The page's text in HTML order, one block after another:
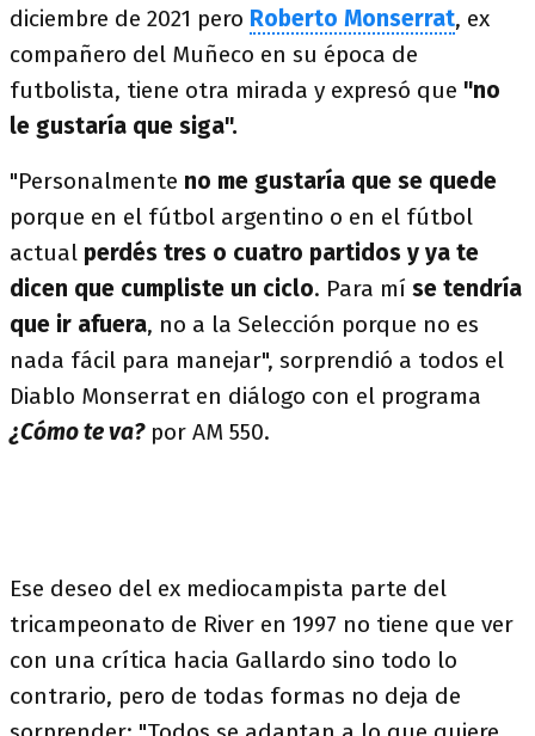
diciembre de 2021 pero Roberto Monserrat, ex
compañero del Muñeco en su época de
futbolista, tiene otra mirada y expresó que "no
le gustaría que siga".
"Personalmente no me gustaría que se quede
porque en el fútbol argentino o en el fútbol
actual perdés tres o cuatro partidos y ya te
dicen que cumpliste un ciclo. Para mí se tendría
que ir afuera, no a la Selección porque no es
nada fácil para manejar", sorprendió a todos el
Diablo Monserrat en diálogo con el programa
¿Cómo te va?por AM 550.
Ese deseo del ex mediocampista parte del
tricampeonato de River en 1997 no tiene que ver
con una crítica hacia Gallardo sino todo lo
contrario, pero de todas formas no deja de